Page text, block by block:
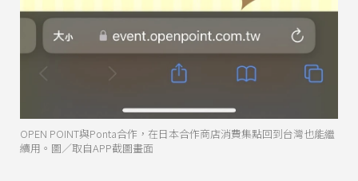
OPEN POINT與Ponta合作，在日本合作商店消費集點回到台灣也能繼
續用。圖／取自APP截圖畫面